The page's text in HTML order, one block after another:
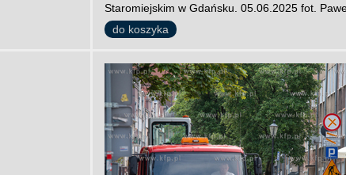
Staromiejskim w Gdańsku. 05.06.2025 fot.
do koszyka